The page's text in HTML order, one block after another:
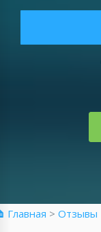
Главная > Отзывы